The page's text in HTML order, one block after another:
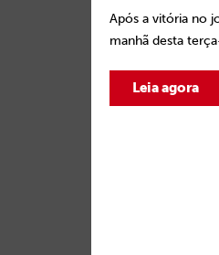
Após a vitória no
manhã desta
Leia agora